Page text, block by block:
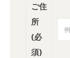
ご住
所
(必
須)